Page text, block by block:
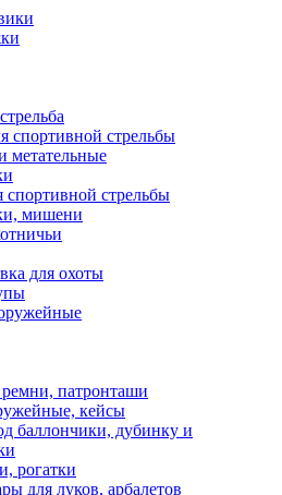
спортивной стрельбы
спортивной стрельбы
мишени
для охоты
патронташи
кейсы
баллончики, дубинку и
рогатки
для луков, арбалетов